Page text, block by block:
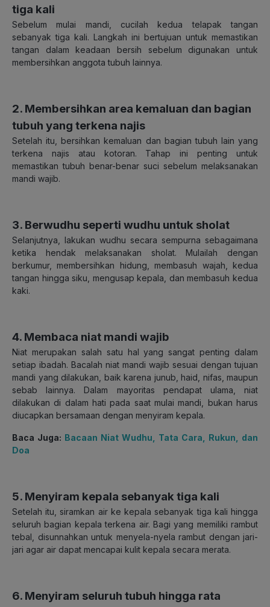
tiga kali
Sebelum mulai mandi, cucilah kedua telapak tangan
sebanyak tiga kali. Langkah ini bertujuan untuk memastikan
tangan dalam keadaan bersih sebelum digunakan untuk
membersihkan anggota tubuh lainnya.
2. Membersihkan area kemaluan dan bagian
tubuh yang terkena najis
Setelah itu, bersihkan kemaluan dan bagian tubuh lain yang
terkena najis atau kotoran. Tahap ini penting untuk
memastikan tubuh benar-benar suci sebelum melaksanakan
mandi wajib.
3. Berwudhu seperti wudhu untuk sholat
Selanjutnya, lakukan wudhu secara sempurna sebagaimana
ketika hendak melaksanakan sholat. Mulailah dengan
berkumur, membersihkan hidung, membasuh wajah, kedua
tangan hingga siku, mengusap kepala, dan membasuh kedua
kaki.
4. Membaca niat mandi wajib
Niat merupakan salah satu hal yang sangat penting dalam
setiap ibadah. Bacalah niat mandi wajib sesuai dengan tujuan
mandi yang dilakukan, baik karena junub, haid, nifas, maupun
sebab lainnya. Dalam mayoritas pendapat ulama, niat
dilakukan di dalam hati pada saat mulai mandi, bukan harus
diucapkan bersamaan dengan menyiram kepala.
Baca Juga: Bacaan Niat Wudhu, Tata Cara, Rukun, dan
Doa
5. Menyiram kepala sebanyak tiga kali
Setelah itu, siramkan air ke kepala sebanyak tiga kali hingga
seluruh bagian kepala terkena air. Bagi yang memiliki rambut
tebal, disunnahkan untuk menyela-nyela rambut dengan jari-
jari agar air dapat mencapai kulit kepala secara merata.
6. Menyiram seluruh tubuh hingga rata